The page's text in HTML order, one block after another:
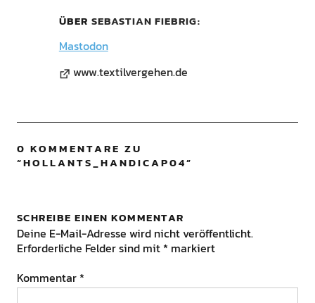
ÜBER SEBASTIAN FIEBRIG
Mastodon
www.textilvergehen.de
0 KOMMENTARE ZU
“HOLLANTS_HANDICAP04”
SCHREIBE EINEN KOMMENTAR
Deine E-Mail-Adresse wird nicht veröffentlicht.
Erforderliche Felder sind mit * markiert
Kommentar *